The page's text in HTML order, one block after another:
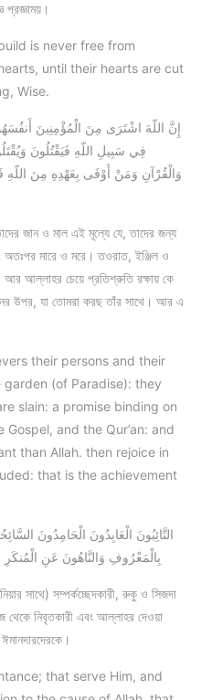
is never free from
until their hearts are cut
Wise.
فِي سَبِيلِ اللّهِ فَيَقْتُلُونَ
وَالْقُرْآنِ وَمَنْ أَوْفَى بِعَهْدِهِ مِنَ اللّهِ
জান ও মাল এই মূল্যে যে, তাদের জন্য
অতঃপর মারে ও মরে। তওরাত, ইঞ্জিল ও
আল্লাহর চেয়ে প্রতিশ্রুতি রক্ষায় কে
উপর, যা তোমরা করছ তাঁর সাথে। আর এ
their persons and their
(of Paradise): they
slain: a promise binding on
and the Qur’an: and
than Allah. then rejoice in
that is the achievement
بِالْمَعْرُوفِ وَالنَّاهُونَ عَنِ
সাথে) সম্পর্কচ্ছেদকারী, রুকু ও সিজদা
থেকে নিবৃতকারী এবং আল্লাহর দেওয়া
that serve Him, and